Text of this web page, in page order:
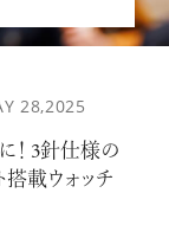
28,2025
！ 3針仕様の
搭載ウォッチ